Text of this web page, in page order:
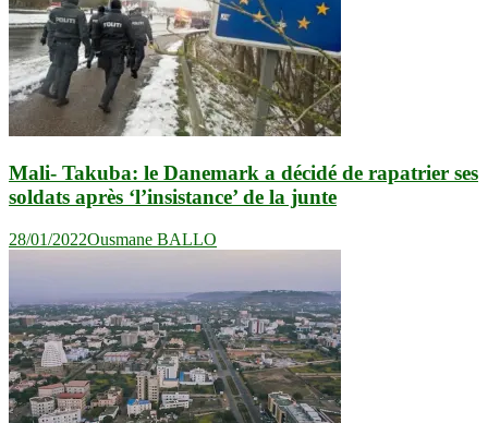
Mali- Takuba: le Danemark a décidé de rapatrier ses
soldats après ‘l’insistance’ de la junte
28/01/2022Ousmane BALLO